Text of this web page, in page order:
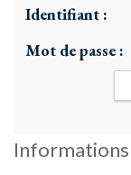
Identifiant :
Mot de passe :
Informations